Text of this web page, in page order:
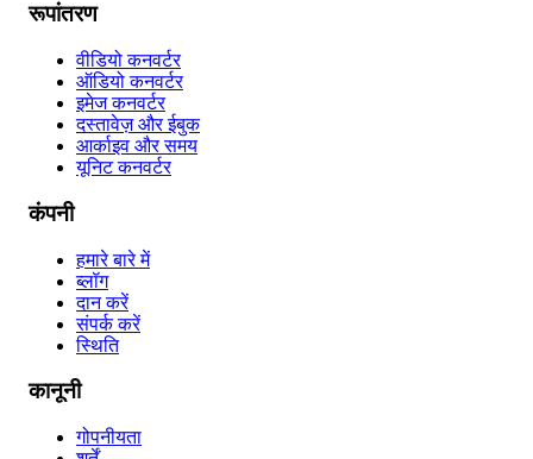
रूपांतरण
वीडियो कनवर्टर
ऑडियो कनवर्टर
इमेज कनवर्टर
दस्तावेज़ और ईबुक
आर्काइव और समय
यूनिट कनवर्टर
कंपनी
हमारे बारे में
ब्लॉग
दान करें
संपर्क करें
स्थिति
कानूनी
गोपनीयता